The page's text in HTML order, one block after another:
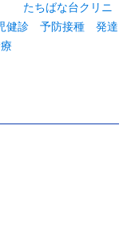
ばな台クリニ
診 予防接種 発達